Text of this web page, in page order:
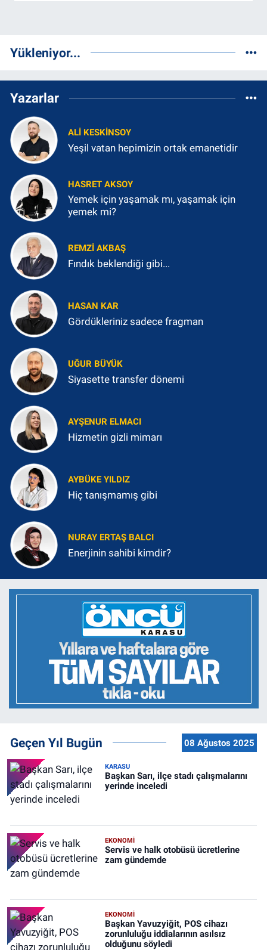
Yükleniyor...
Yazarlar
ALI KESKINSOY
Yeşil vatan hepimizin ortak emanetidir
HASRET AKSOY
Yemek için yaşamak mı, yaşamak için
yemek mi?
REMZI AKBAŞ
Fındık beklendiği gibi...
HASAN KAR
Gördükleriniz sadece fragman
UĞUR BÜYÜK
Siyasette transfer dönemi
AYŞENUR ELMACI
Hizmetin gizli mimarı
AYBÜKE YILDIZ
Hiç tanışmamış gibi
NURAY ERTAŞ BALCI
Enerjinin sahibi kimdir?
Geçen Yıl Bugün 08 Ağustos 2025
KARASU
Başkan Sarı, ilçe stadı çalışmalarını
yerinde inceledi
EKONOMİ
Servis ve halk otobüsü ücretlerine
zam gündemde
EKONOMİ
Başkan Yavuzyiğit, POS cihazı
zorunluluğu iddialarının asılsız
olduğunu söyledi